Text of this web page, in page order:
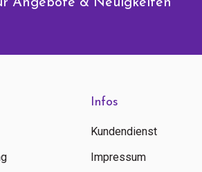
Infos
Kundendienst
Impressum